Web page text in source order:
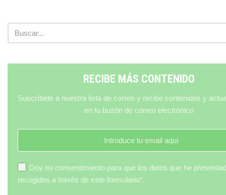
RECIBE MÁS CONTENIDO
Suscríbete a nuestra lista de correo y recibe contenidos y
en tu buzón de correo electrónico
Doy mi consentimiento para que los datos que he
recogidos a través de este formulario*.